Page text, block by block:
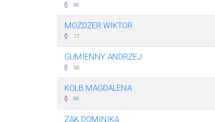
98
MOŻDŻER WIKTOR
77
GUMIENNY ANDRZEJ
56
KOLB MAGDALENA
88
ŻAK DOMINIKA